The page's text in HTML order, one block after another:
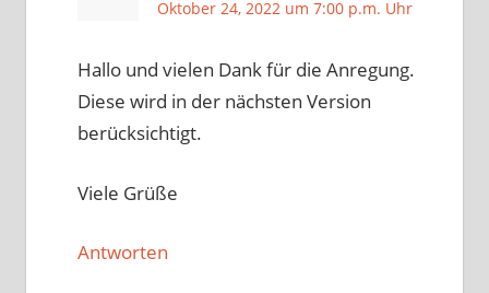
Oktober 24, 2022 um 7:00 p.m. Uhr
Hallo und vielen Dank für die Anregung.
Diese wird in der nächsten Version
berücksichtigt.
Viele Grüße
Antworten